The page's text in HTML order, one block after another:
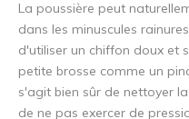
La poussière peut
dans les minuscules
d'utiliser un chiffon doux et
petite brosse comme un
s'agit bien sûr de nettoyer
de ne pas exercer de